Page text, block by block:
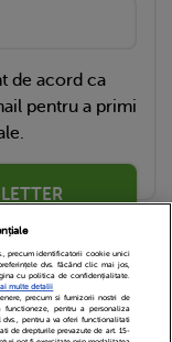
de acord ca
pentru a primi
precum identificatorii cookie unici
dvs. făcând clic mai jos,
cu politica de confidențialitate.
multe detalii
precum si furnizorii nostri de
pentru a personaliza
pentru a va oferi functionalitati
de drepturile prevazute de art. 15-